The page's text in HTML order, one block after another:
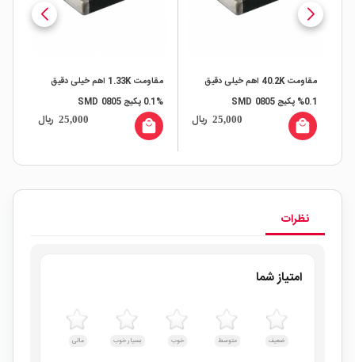
مقاومت 40.2K اهم خیلی دقیق
0.1% پکیج 0805 SMD
25,000 ریال local_mall
مقاومت 1.33K اهم خیلی دقیق
%0.1 پکیج SMD 0805
25,000 ریال local_mall
نظرات
امتیاز شما
ضعیف متوسط خوب بسیار خوب عالی